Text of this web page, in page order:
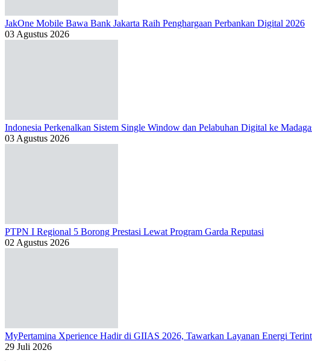
JakOne Mobile Bawa Bank Jakarta Raih Penghargaan Perbankan Digital 2026
03 Agustus 2026
Indonesia Perkenalkan Sistem Single Window dan Pelabuhan Digital ke
03 Agustus 2026
PTPN I Regional 5 Borong Prestasi Lewat Program Garda Reputasi
02 Agustus 2026
MyPertamina Xperience Hadir di GIIAS 2026, Tawarkan Layanan Energi
29 Juli 2026